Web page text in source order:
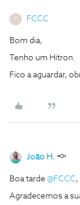
FCCC
Bom dia,
Tenho um Hitron.
Fico a aguardar,
João H.
Boa tarde @FCCC,
Agradecemos a